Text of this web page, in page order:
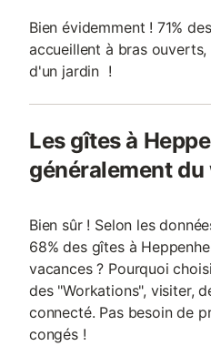
Bien évidemment ! 71%
accueillent à bras
d'un jardin !
Les gîtes à
généralement
Bien sûr ! Selon les
68% des gîtes à
vacances ? Pourquoi
des "Workations", visiter,
connecté. Pas besoin de
congés !